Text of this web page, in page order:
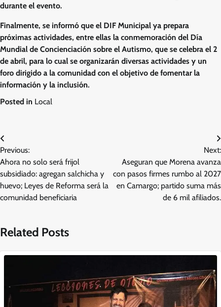
durante el evento.
Finalmente, se informó que el DIF Municipal ya prepara
próximas actividades, entre ellas la conmemoración del Día
Mundial de Concienciación sobre el Autismo, que se celebra el 2
de abril, para lo cual se organizarán diversas actividades y un
foro dirigido a la comunidad con el objetivo de fomentar la
información y la inclusión.
Posted in Local
Navegación
de
entradas
Previous:
Ahora no solo será frijol
subsidiado: agregan salchicha y
huevo; Leyes de Reforma será la
comunidad beneficiaria
Next:
Aseguran que Morena avanza
con pasos firmes rumbo al 2027
en Camargo; partido suma más
de 6 mil afiliados.
Related Posts